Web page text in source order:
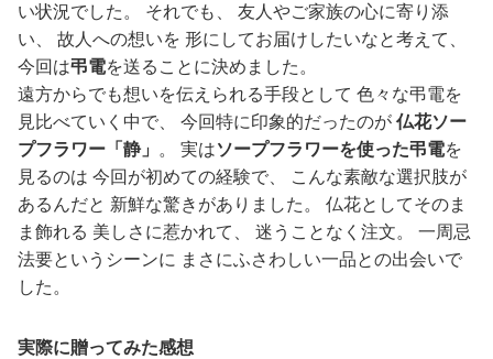
い状況でした。 それでも、 友人やご家族の心に寄り添
い、 故人への想いを 形にしてお届けしたいなと考えて、
今回は弔電を送ることに決めました。
遠方からでも想いを伝えられる手段として 色々な弔電を
見比べていく中で、 今回特に印象的だったのが 仏花ソー
プフラワー「静」
。 実はソープフラワーを使った弔電を
見るのは 今回が初めての経験で、 こんな素敵な選択肢が
あるんだと 新鮮な驚きがありました。 仏花としてそのま
ま飾れる 美しさに惹かれて、 迷うことなく注文。 一周忌
法要というシーンに まさにふさわしい一品との出会いで
した。
実際に贈ってみた感想